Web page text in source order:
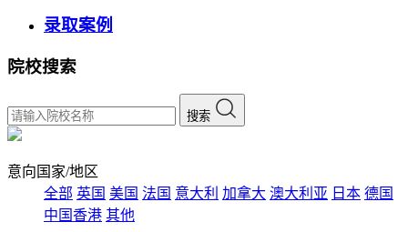
录取案例
院校搜索
搜索
意向国家/地区
全部 英国 美国 法国 意大利 加拿大 澳大利亚 日本 德国
中国香港 其他